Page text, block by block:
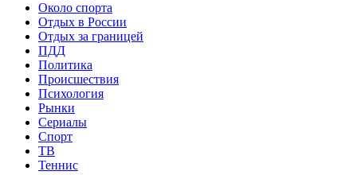
Около спорта
Отдых в России
Отдых за границей
ПДД
Политика
Происшествия
Психология
Рынки
Сериалы
Спорт
ТВ
Теннис